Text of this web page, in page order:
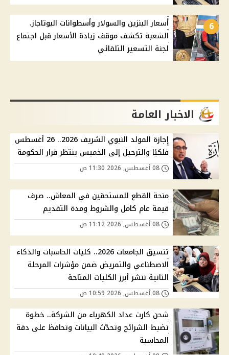
6
أسعار البنزين والسولار وأسطوانات البوتاجاز.
الشعبة تكشف موقف زيادة الأسعار قبل اجتماع
لجنة التسعير التلقائي
الاخبار العامة
إجازة المولد النبوي الشريف 2026.. 26 أغسطس
فلكيًا والترحيل إلى الخميس ينتظر قرار الحكومة
منحة القطع للمستحقين في المعاش.. صرف
قيمة عام كامل والشروط ومدة التقديم
تنسيق الجامعات 2026.. كليات الحاسبات والذكاء
الاصطناعي والتمريض ضمن مؤشرات المرحلة
الثانية ننشر أبرز الكليات المتاحة
شحن كارت عداد الكهرباء من الشركة.. خطوة
تضبط الشرائح وتحدّث البيانات وتحافظ على دقة
المحاسبة